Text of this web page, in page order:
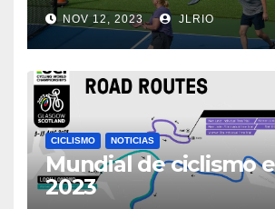
NOV 12, 2023 JLRIO
CICLISMO NOTICIAS
Mundial de ciclismo
2023